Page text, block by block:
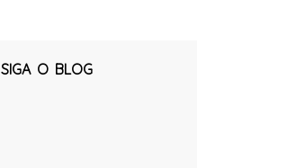
SIGA O BLOG